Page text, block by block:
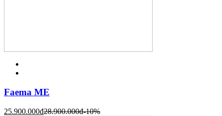
Faema ME
25.900.000đ28.900.000đ-10%